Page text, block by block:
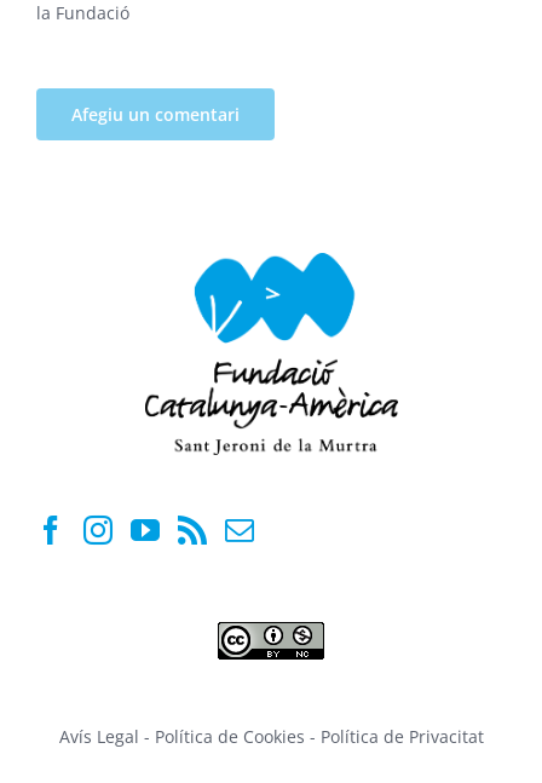
la Fundació
Avís Legal - Política de Cookies - Política de Privacitat